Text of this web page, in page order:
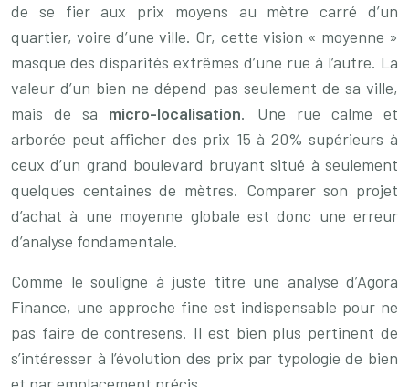
de se fier aux prix moyens au mètre carré d’un
quartier, voire d’une ville. Or, cette vision « moyenne »
masque des disparités extrêmes d’une rue à l’autre. La
valeur d’un bien ne dépend pas seulement de sa ville,
mais de sa micro-localisation. Une rue calme et
arborée peut afficher des prix 15 à 20% supérieurs à
ceux d’un grand boulevard bruyant situé à seulement
quelques centaines de mètres. Comparer son projet
d’achat à une moyenne globale est donc une erreur
d’analyse fondamentale.
Comme le souligne à juste titre une analyse d’Agora
Finance, une approche fine est indispensable pour ne
pas faire de contresens. Il est bien plus pertinent de
s’intéresser à l’évolution des prix par typologie de bien